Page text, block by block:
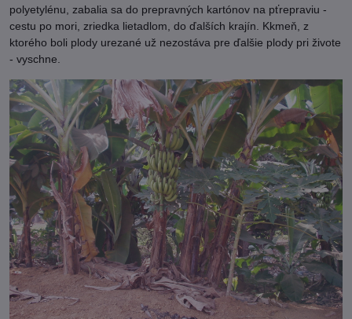
polyetylénu, zabalia sa do prepravných kartónov na pťrepraviu -
cestu po mori, zriedka lietadlom, do ďalších krajín. Kkmeň, z
ktorého boli plody urezané už nezostáva pre ďalšie plody pri živote
- vyschne.